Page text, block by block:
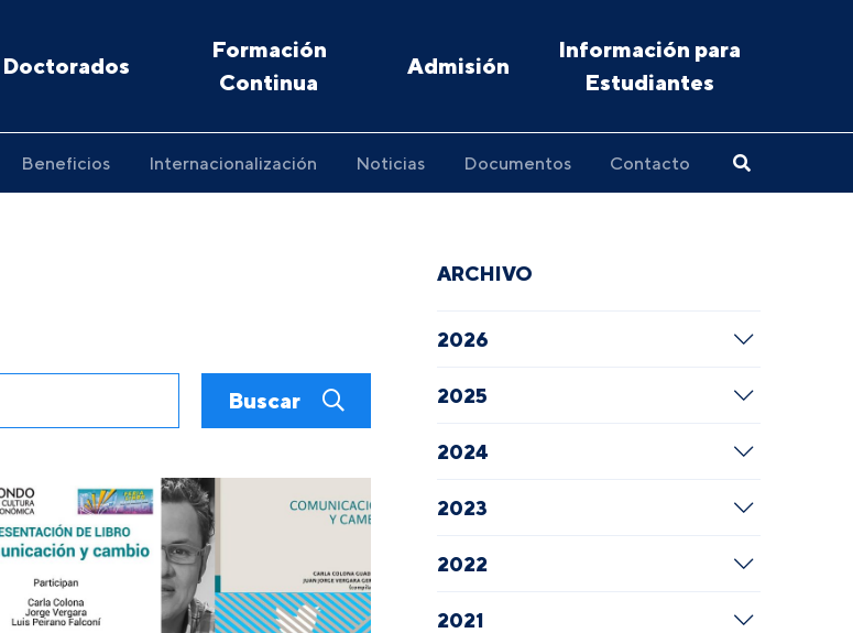
Doctorados
Formación
Continua
Admisión
Información para
Estudiantes
Beneficios Internacionalización Noticias Documentos Contacto
Buscar
ARCHIVO
2026
2025
2024
2023
2022
2021